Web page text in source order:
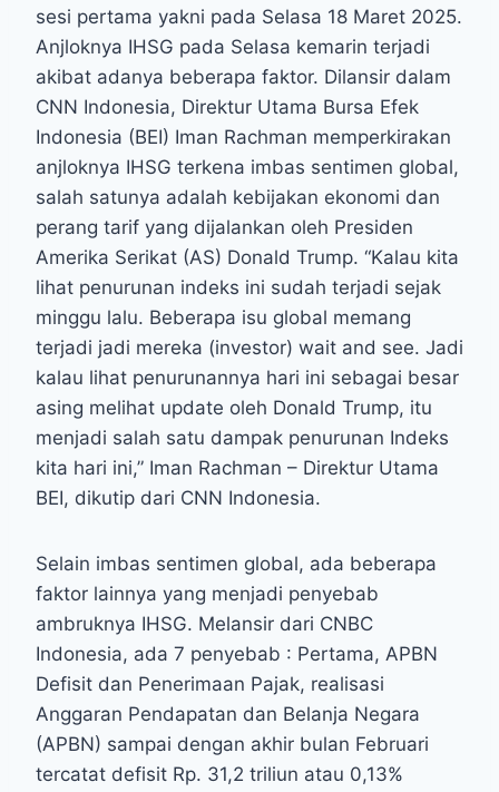
sesi pertama yakni pada Selasa 18 Maret 2025.
Anjloknya IHSG pada Selasa kemarin terjadi
akibat adanya beberapa faktor. Dilansir dalam
CNN Indonesia, Direktur Utama Bursa Efek
Indonesia (BEI) Iman Rachman memperkirakan
anjloknya IHSG terkena imbas sentimen global,
salah satunya adalah kebijakan ekonomi dan
perang tarif yang dijalankan oleh Presiden
Amerika Serikat (AS) Donald Trump. “Kalau kita
lihat penurunan indeks ini sudah terjadi sejak
minggu lalu. Beberapa isu global memang
terjadi jadi mereka (investor) wait and see. Jadi
kalau lihat penurunannya hari ini sebagai besar
asing melihat update oleh Donald Trump, itu
menjadi salah satu dampak penurunan Indeks
kita hari ini,” Iman Rachman – Direktur Utama
BEI, dikutip dari CNN Indonesia.
Selain imbas sentimen global, ada beberapa
faktor lainnya yang menjadi penyebab
ambruknya IHSG. Melansir dari CNBC
Indonesia, ada 7 penyebab : Pertama, APBN
Defisit dan Penerimaan Pajak, realisasi
Anggaran Pendapatan dan Belanja Negara
(APBN) sampai dengan akhir bulan Februari
tercatat defisit Rp. 31,2 triliun atau 0,13%